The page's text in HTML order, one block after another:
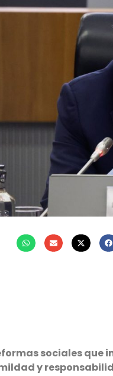
sociales que
y